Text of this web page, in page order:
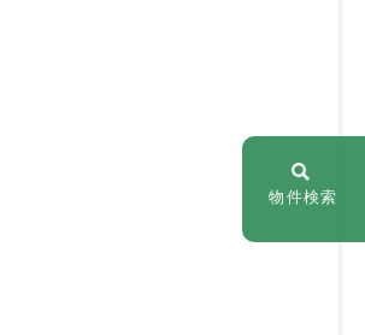
物件検索